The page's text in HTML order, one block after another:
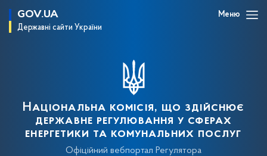
GOV.UA
Державні сайти України
Меню
Національна комісія, що здійснює
державне регулювання у сферах
енергетики та комунальних послуг
Офіційний вебпортал Регулятора